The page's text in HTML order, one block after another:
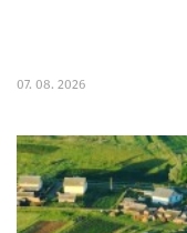
07. 08. 2026